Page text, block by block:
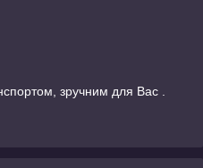
зручним для Вас .